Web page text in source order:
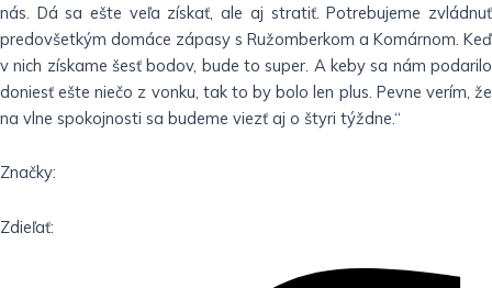
nás. Dá sa ešte veľa získať, ale aj stratiť. Potrebujeme zvládnuť
predovšetkým domáce zápasy s Ružomberkom a Komárnom. Keď
v nich získame šesť bodov, bude to super. A keby sa nám podarilo
doniesť ešte niečo z vonku, tak to by bolo len plus. Pevne verím, že
na vlne spokojnosti sa budeme viezť aj o štyri týždne.“
Značky:
Zdieľať: